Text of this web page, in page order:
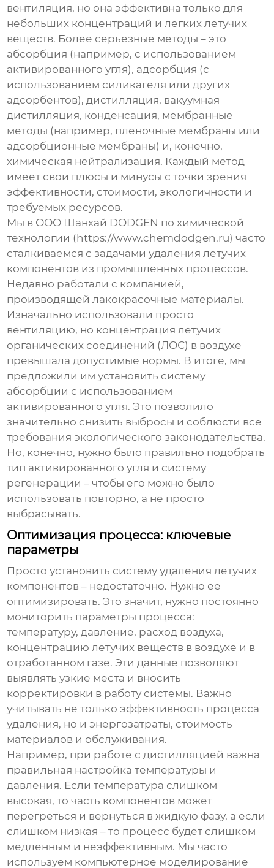
вентиляция, но она эффективна только для
небольших концентраций и легких летучих
веществ. Более серьезные методы – это
абсорбция (например, с использованием
активированного угля), адсорбция (с
использованием силикагеля или других
адсорбентов), дистилляция, вакуумная
дистилляция, конденсация, мембранные
методы (например, пленочные мембраны или
адсорбционные мембраны) и, конечно,
химическая нейтрализация. Каждый метод
имеет свои плюсы и минусы с точки зрения
эффективности, стоимости, экологичности и
требуемых ресурсов.
Мы в ООО Шанхай DODGEN по химической
технологии (https://www.chemdodgen.ru) часто
сталкиваемся с задачамиудаления летучих
компонентов из промышленных процессов.
Недавно работали с компанией,
производящей лакокрасочные материалы.
Изначально использовали просто
вентиляцию, но концентрация летучих
органических соединений (ЛОС) в воздухе
превышала допустимые нормы. В итоге, мы
предложили им установить систему
абсорбции с использованием
активированного угля. Это позволило
значительно снизить выбросы и соблюсти все
требования экологического законодательства.
Но, конечно, нужно было правильно подобрать
тип активированного угля и систему
регенерации – чтобы его можно было
использовать повторно, а не просто
выбрасывать.
Оптимизация процесса: ключевые
параметры
Просто установить системуудаления летучих
компонентов – недостаточно. Нужно ее
оптимизировать. Это значит, нужно постоянно
мониторить параметры процесса:
температуру, давление, расход воздуха,
концентрацию летучих веществ в воздухе и в
отработанном газе. Эти данные позволяют
выявлять узкие места и вносить
корректировки в работу системы. Важно
учитывать не только эффективность процесса
удаления, но и энергозатраты, стоимость
материалов и обслуживания.
Например, при работе с дистилляцией важна
правильная настройка температуры и
давления. Если температура слишком
высокая, то часть компонентов может
перегреться и вернуться в жидкую фазу, а если
слишком низкая – то процесс будет слишком
медленным и неэффективным. Мы часто
используем компьютерное моделирование